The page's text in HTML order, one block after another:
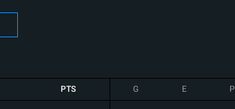
PTS G E P